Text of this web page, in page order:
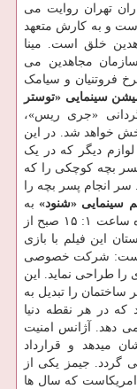
تهران روایت می
و به کارش متعهد
خلق است. مینا
مجاهدین می
فروتنیان و سیامک
سینمایی «توستر
«جری ریس»،
دو سیما پخش خواهد شد. در این
دیگر که در یک
بچه کوچکی را که
سر انجام پسر بچه را
سینمایی «شنود» به
کارگردانی «جیاکومو مارتلی»، شنبه ۱۲ تیر ماه ساعت ۱: ۱۵ صبح از
این فیلم با بازی
است: شرکت خصوصی
طراحی نماید. این
را تبدیل به
در هر نقطه دنیا
دهد. آژانس امنیت
میدهد و قرارداد
گردد. جیمز یکی از
امریکاست که سال ها